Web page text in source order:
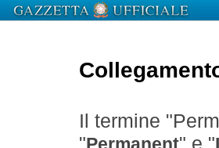
Il termine
"
" e "